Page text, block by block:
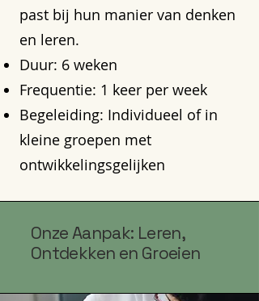
past bij hun manier van denken
en leren.
Duur: 6 weken
Frequentie: 1 keer per week
Begeleiding: Individueel of in
kleine groepen met
ontwikkelingsgelijken
Onze Aanpak: Leren,
Ontdekken en Groeien